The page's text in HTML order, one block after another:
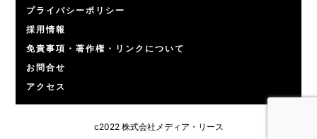
プライバシーポリシー
採用情報
免責事項・著作権・リンクについて
お問合せ
アクセス
c2022 株式会社メディア・リース